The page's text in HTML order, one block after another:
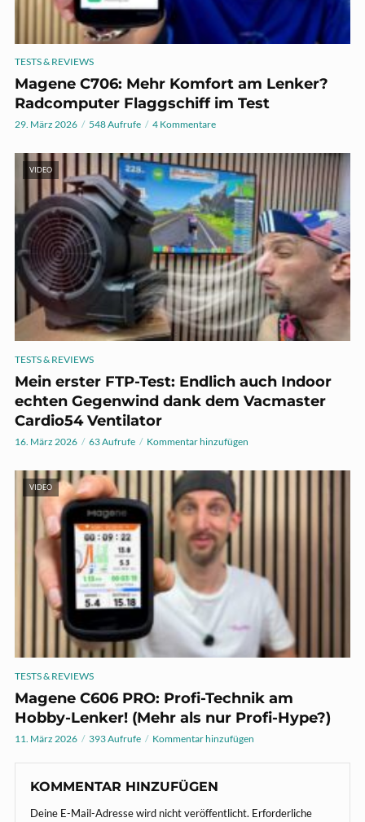
TESTS & REVIEWS
Magene C706: Mehr Komfort am Lenker?
Radcomputer Flaggschiff im Test
29. März 2026 548 Aufrufe 4 Kommentare
VIDEO
TESTS & REVIEWS
Mein erster FTP-Test: Endlich auch Indoor
echten Gegenwind dank dem Vacmaster
Cardio54 Ventilator
16. März 2026 63 Aufrufe Kommentar hinzufügen
VIDEO
TESTS & REVIEWS
Magene C606 PRO: Profi-Technik am
Hobby-Lenker! (Mehr als nur Profi-Hype?)
11. März 2026 393 Aufrufe Kommentar hinzufügen
KOMMENTAR HINZUFÜGEN
Deine E-Mail-Adresse wird nicht veröffentlicht. Erforderliche